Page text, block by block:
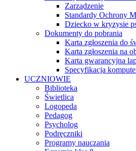
Zarządzenie
Standardy Ochrony
Dziecko w kryzysie
Dokumenty do pobrania
Karta zgłoszenia do
Karta zgłoszenia na
Karta gwarancyjna
Specyfikacja
UCZNIOWIE
Biblioteka
Świetlica
Logopeda
Pedagog
Psycholog
Podręczniki
Programy nauczania